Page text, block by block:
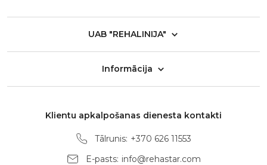
UAB "REHALINIJA"
Informācija
Klientu apkalpošanas dienesta kontakti
Tālrunis: +370 626 11553
E-pasts: info@rehastar.com